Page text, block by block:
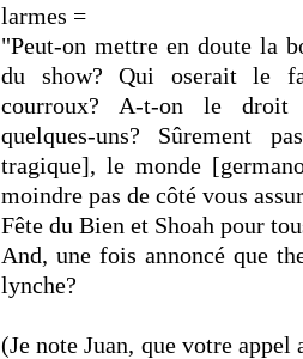
larmes =
"Peut-on mettre en doute la
du show? Qui oserait le
courroux? A-t-on le droit
quelques-uns? Sûrement
tragique], le monde
moindre pas de côté vous
Fête du Bien et Shoah pour
And, une fois annoncé que
lynche?
(Je note Juan, que votre